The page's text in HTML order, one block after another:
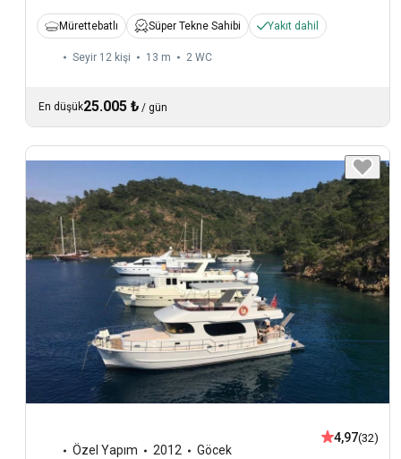
Mürettebatlı Süper Tekne Sahibi Yakıt dahil
Seyir 12 kişi 13 m 2 WC
En düşük25.005 ₺ / gün
Özel Yapım 2012 Göcek
4,97(32)